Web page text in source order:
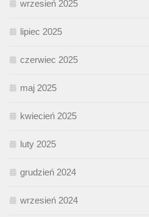
wrzesień 2025
lipiec 2025
czerwiec 2025
maj 2025
kwiecień 2025
luty 2025
grudzień 2024
wrzesień 2024